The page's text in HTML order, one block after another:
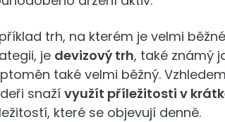
trh, na kterém je velmi
je devizový trh, také známý
také velmi běžný.
snažívyužít příležitosti v
které se objevují denně.